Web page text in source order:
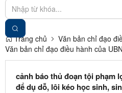
Trang chủ
Văn bản chỉ đạo
Văn bản chỉ đạo điều hành của
cảnh báo thủ đoạn tội phạm
để dụ dỗ, lôi kéo học sinh,